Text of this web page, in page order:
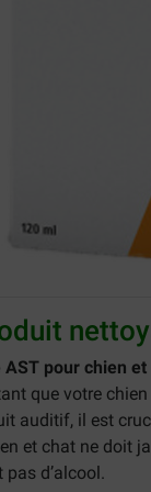
pour chien et
que votre
auditif, il est
et chat ne doit
d’alcool.